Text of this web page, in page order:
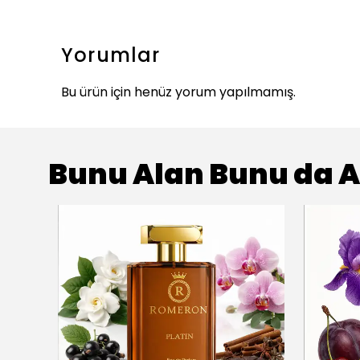
Yorumlar
Bu ürün için henüz yorum yapılmamış.
Bunu Alan Bunu da